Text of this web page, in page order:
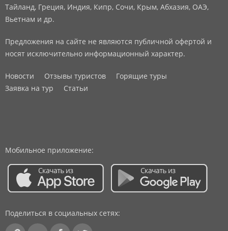
Тайланд, Греция, Индия, Кипр, Сочи, Крым, Абхазия, ОАЭ,
Вьетнам и др.
Предложения на сайте не являются публичной офертой и
носят исключительно информационный характер.
Новости Отзывы туристов
Горящие туры
Заявка на тур
Статьи
Мобильное приложение:
Поделиться в социальных сетях: